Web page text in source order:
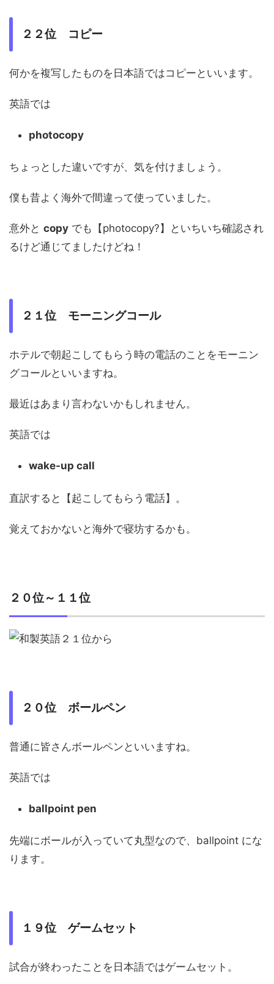
２２位 コピー
何かを複写したものを日本語ではコピーといいます。
英語では
photocopy
ちょっとした違いですが、気を付けましょう。
僕も昔よく海外で間違って使っていました。
意外と copy でも【photocopy?】といちいち確認され
るけど通じてましたけどね！
２１位 モーニングコール
ホテルで朝起こしてもらう時の電話のことをモーニン
グコールといいますね。
最近はあまり言わないかもしれません。
英語では
wake-up call
直訳すると【起こしてもらう電話】。
覚えておかないと海外で寝坊するかも。
２０位～１１位
２０位 ボールペン
普通に皆さんボールペンといいますね。
英語では
ballpoint pen
先端にボールが入っていて丸型なので、ballpoint にな
ります。
１９位 ゲームセット
試合が終わったことを日本語ではゲームセット。